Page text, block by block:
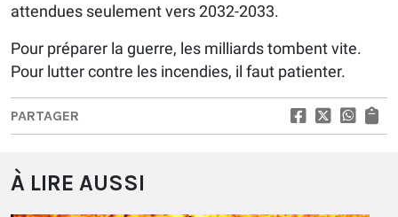
attendues seulement vers 2032-2033.
Pour préparer la guerre, les milliards tombent vite.
Pour lutter contre les incendies, il faut patienter.
PARTAGER
À LIRE AUSSI